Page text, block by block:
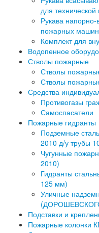
для
Рукава
пожарных машин
Комплект для
Водопенное
Стволы пожарные
Стволы
Стволы
Средства
Противогазы
Самоспасатели
Пожарные гидранты
Подземные
2010 д/у трубы
Чугунные
2010)
Гидранты
125 мм)
Уличные
Подставки и
Пожарные колонки